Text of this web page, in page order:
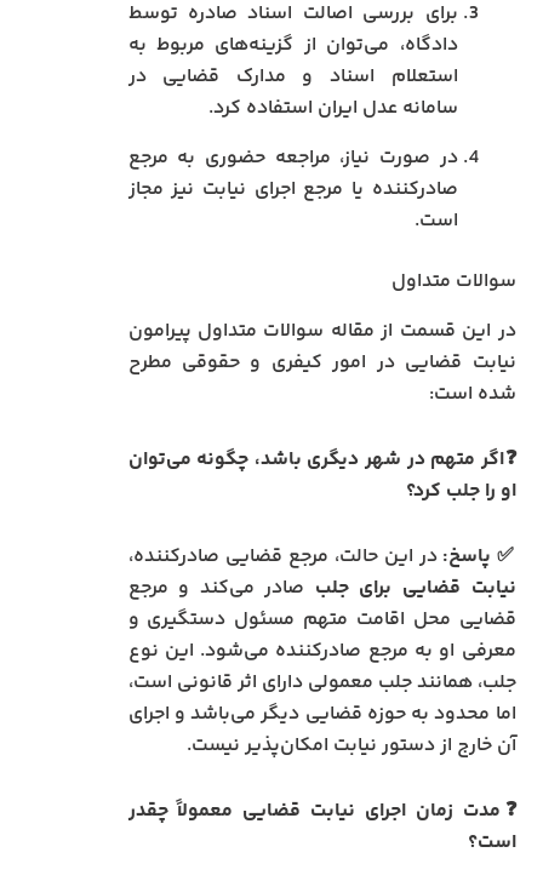
برای بررسی اصالت اسناد صادره توسط
دادگاه، می‌توان از گزینه‌های مربوط به
استعلام اسناد و مدارک قضایی در
سامانه عدل ایران استفاده کرد.
در صورت نیاز، مراجعه حضوری به مرجع
صادرکننده یا مرجع اجرای نیابت نیز مجاز
است.
سوالات متداول
در این قسمت از مقاله سوالات متداول پیرامون
نیابت قضایی در امور کیفری و حقوقی مطرح
شده است:
❓اگر متهم در شهر دیگری باشد، چگونه می‌توان
او را جلب کرد؟
✅ پاسخ: در این حالت، مرجع قضایی صادرکننده،
نیابت قضایی برای جلب صادر می‌کند و مرجع
قضایی محل اقامت متهم مسئول دستگیری و
معرفی او به مرجع صادرکننده می‌شود. این نوع
جلب، همانند جلب معمولی دارای اثر قانونی است،
اما محدود به حوزه قضایی دیگر می‌باشد و اجرای
آن خارج از دستور نیابت امکان‌پذیر نیست.
❓مدت زمان اجرای نیابت قضایی معمولاً چقدر
است؟